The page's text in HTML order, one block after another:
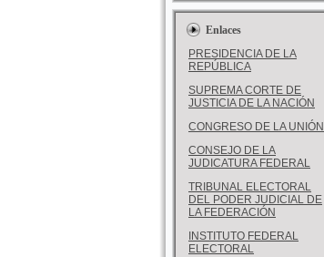
Enlaces
PRESIDENCIA DE LA
REPÚBLICA
SUPREMA CORTE DE
JUSTICIA DE LA NACIÓN
CONGRESO DE LA UNIÓN
CONSEJO DE LA
JUDICATURA FEDERAL
TRIBUNAL ELECTORAL
DEL PODER JUDICIAL DE
LA FEDERACIÓN
INSTITUTO FEDERAL
ELECTORAL